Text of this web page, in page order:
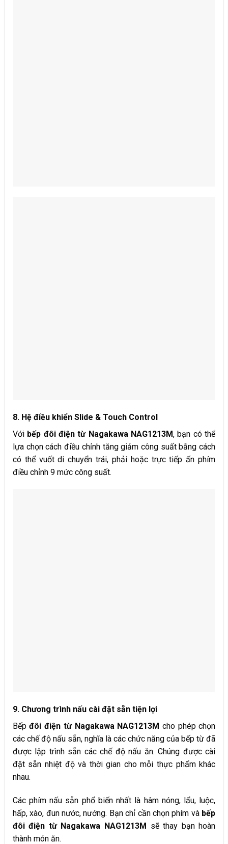
8. Hệ điều khiển Slide & Touch Control
Với bếp đôi điện từ Nagakawa NAG1213M, bạn có thể
lựa chọn cách điều chỉnh tăng giảm công suất bằng cách
có thể vuốt di chuyển trái, phải hoặc trực tiếp ấn phím
điều chỉnh 9 mức công suất.
9. Chương trình nấu cài đặt sẵn tiện lợi
Bếpđôi điện từ Nagakawa NAG1213M cho phép chọn
các chế độ nấu sẵn, nghĩa là các chức năng của bếp từ đã
được lập trình sẵn các chế độ nấu ăn. Chúng được cài
đặt sẵn nhiệt độ và thời gian cho mỗi thực phẩm khác
nhau.
Các phím nấu sẵn phổ biến nhất là hâm nóng, lẩu, luộc,
hấp, xào, đun nước, nướng. Bạn chỉ cần chọn phím và bếp
đôi điện từ Nagakawa NAG1213M sẽ thay bạn hoàn
thành món ăn.